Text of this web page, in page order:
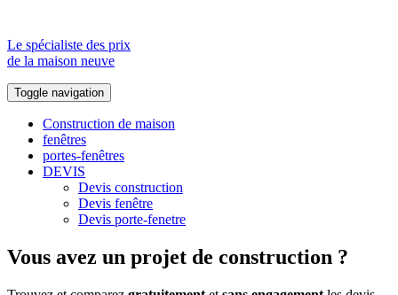
Le spécialiste des prix
de la maison neuve
Toggle navigation
Construction de maison
fenêtres
portes-fenêtres
DEVIS
Devis construction
Devis fenêtre
Devis porte-fenetre
Vous avez un projet de construction ?